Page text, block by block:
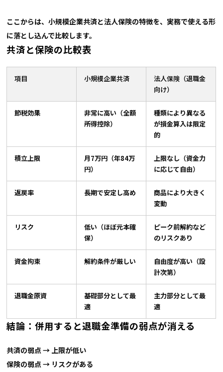
ここからは、小規模企業共済と法人保険の特徴を、実務で使える形
に落とし込んで比較します。
共済と保険の比較表
項目 小規模企業共済
法人保険（退職金
向け）
節税効果
非常に高い（全額
所得控除）
種類により異なる
が損金算入は限定
的
積立上限
月7万円（年84万
円）
上限なし（資金力
に応じて自由）
返戻率 長期で安定し高め
商品により大きく
変動
リスク
低い（ほぼ元本確
保）
ピーク前解約など
のリスクあり
資金拘束 解約条件が厳しい
自由度が高い（設
計次第）
退職金原資
基礎部分として最
適
主力部分として最
適
結論：併用すると退職金準備の弱点が消える
共済の弱点 → 上限が低い
保険の弱点 → リスクがある